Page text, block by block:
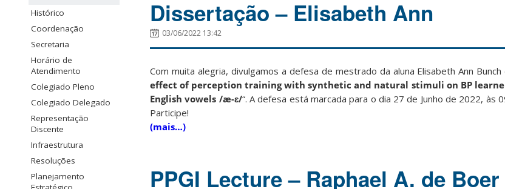
Histórico
Coordenação
Secretaria
Horário de
Atendimento
Colegiado Pleno
Colegiado Delegado
Representação
Discente
Infraestrutura
Resoluções
Planejamento
Dissertação – Elisabeth Ann
03/06/2022 13:42
Com muita alegria, divulgamos a defesa de mestrado da aluna Elisabeth Ann
effect of perception training with synthetic and natural stimuli on BP
English vowels /æ-ɛ/“. A defesa está marcada para o dia 27 de Junho de 2022, às
Participe!
(mais…)
PPGI Lecture – Raphael A. de Boer